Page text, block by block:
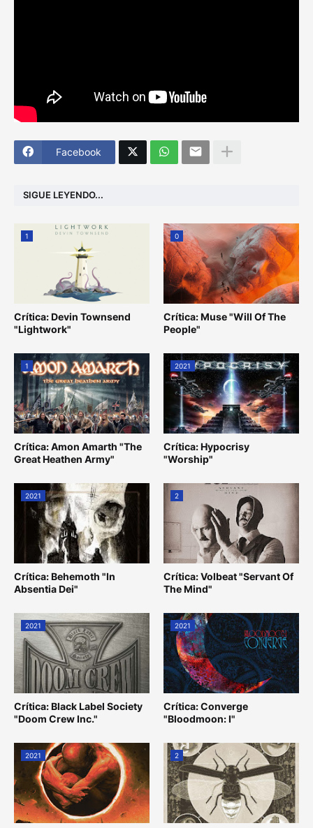
Facebook
SIGUE LEYENDO...
1
Crítica: Devin Townsend
"Lightwork"
0
Crítica: Muse "Will Of The
People"
1
Crítica: Amon Amarth "The
Great Heathen Army"
2021
Crítica: Hypocrisy
"Worship"
2021
Crítica: Behemoth "In
Absentia Dei"
2
Crítica: Volbeat "Servant Of
The Mind"
2021
Crítica: Black Label Society
"Doom Crew Inc."
2021
Crítica: Converge
"Bloodmoon: I"
2021 2